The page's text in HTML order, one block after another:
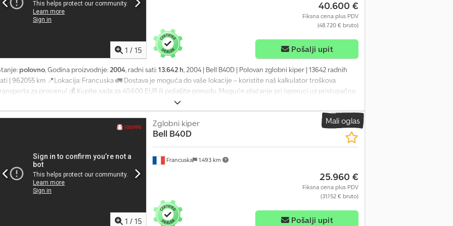
1 / 15
40.600 €
Fiksna cena plus PDV
(48.720 € bruto)
Pošalji upit
polovno, Godina proizvodnje:2004, radni sati:13.642 h, 2004 | Bell B40D | Polovan zglobni kiper | 13642 radnih
| 962055 km 📍Lokacija: Francuska 🚛 Dostava je moguća do vaše lokacije – koristite naš kalkulator troškova
za procenu! 💰 Kupite sada za 40.600 EUR ili pošaljite ponudu. Moguće plaćanje pri isporuci uz pristupačnu
naknadu (podložno odobrenju)* 👷‍♂️ Pregledao nezavisni stručnjak 57 kontrolnih tačaka, 56 odobreno ✅, 1 nedostatak ℹ️,
troškova ⚠️ 📌 Komentar inspektora: Mašina je veoma čista, motor je generalno renoviran, sveukupno u dobrom
stanju, izvršeno je mnogo popravki, ugrađen novi turbo, zaptivka poklopca ventila, klipovi. 📄 Želite da vidite kompletan
izveštaj o pregledu, dodatne fotografije ili video? Savet: Referentni broj „40968 Equippo“ se često koristi prilikom
Temeljan pregled od strane stručnjaka ✔ Dostava do gradilišta ✔ Garancija povrata novca ✔ Sigurne i fleksibilne
opcije plaćanja 🔄 Razmatrate druge opcije opreme? Nudimo korisne alate i resurse za sve vlasnike i operatere
opreme – lako dostupne na našoj platformi.
Mali oglas
1 / 15
Francuska 1.493 km
Zglobni kiper
Bell B40D
25.960 €
Fiksna cena plus PDV
(31.152 € bruto)
Pošalji upit